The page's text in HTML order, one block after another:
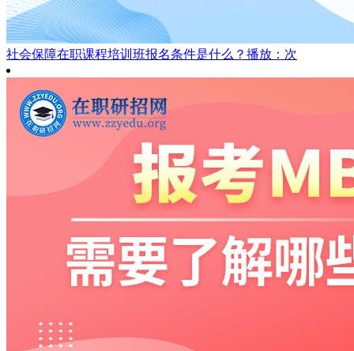
社会保障在职课程培训班报名条件是什么？ 播放：次